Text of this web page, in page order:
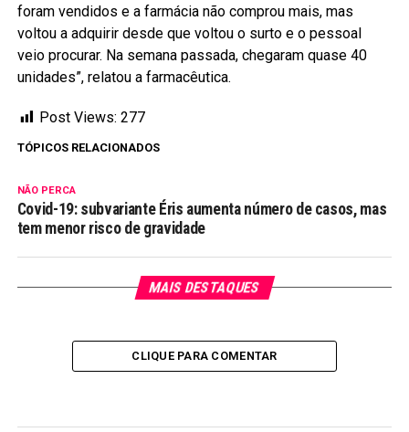
foram vendidos e a farmácia não comprou mais, mas
voltou a adquirir desde que voltou o surto e o pessoal
veio procurar. Na semana passada, chegaram quase 40
unidades”, relatou a farmacêutica.
Post Views: 277
TÓPICOS RELACIONADOS
NÃO PERCA
Covid-19: subvariante Éris aumenta número de casos, mas
tem menor risco de gravidade
MAIS DESTAQUES
CLIQUE PARA COMENTAR